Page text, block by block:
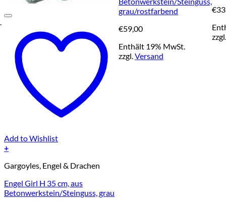
Add to Wishlist
+
Gargoyles, Engel & Drachen
Engel Girl H 35 cm, aus
Betonwerkstein/Steinguss, grau
grau/rostfarbend
€59,00
Enthält 19% MwSt.
zzgl.Versand
€